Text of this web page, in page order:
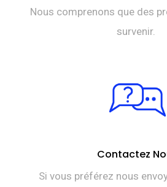
Nous comprenons que des
survenir.
Contactez
Si vous préférez nous